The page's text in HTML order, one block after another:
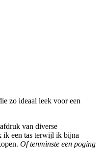
zo ideaal leek voor een
van diverse
ik een tas terwijl ik bijna
Of tenminste een poging